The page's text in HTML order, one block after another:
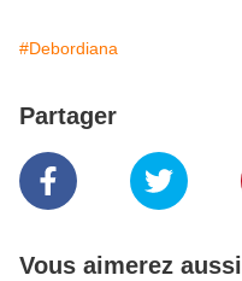
#Debordiana
Partager
Vous aimerez aussi